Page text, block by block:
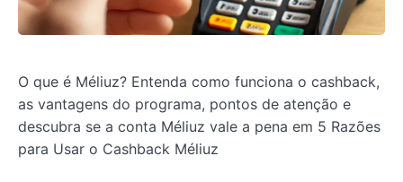
O que é Méliuz? Entenda como funciona o cashback,
as vantagens do programa, pontos de atenção e
descubra se a conta Méliuz vale a pena em 5 Razões
para Usar o Cashback Méliuz